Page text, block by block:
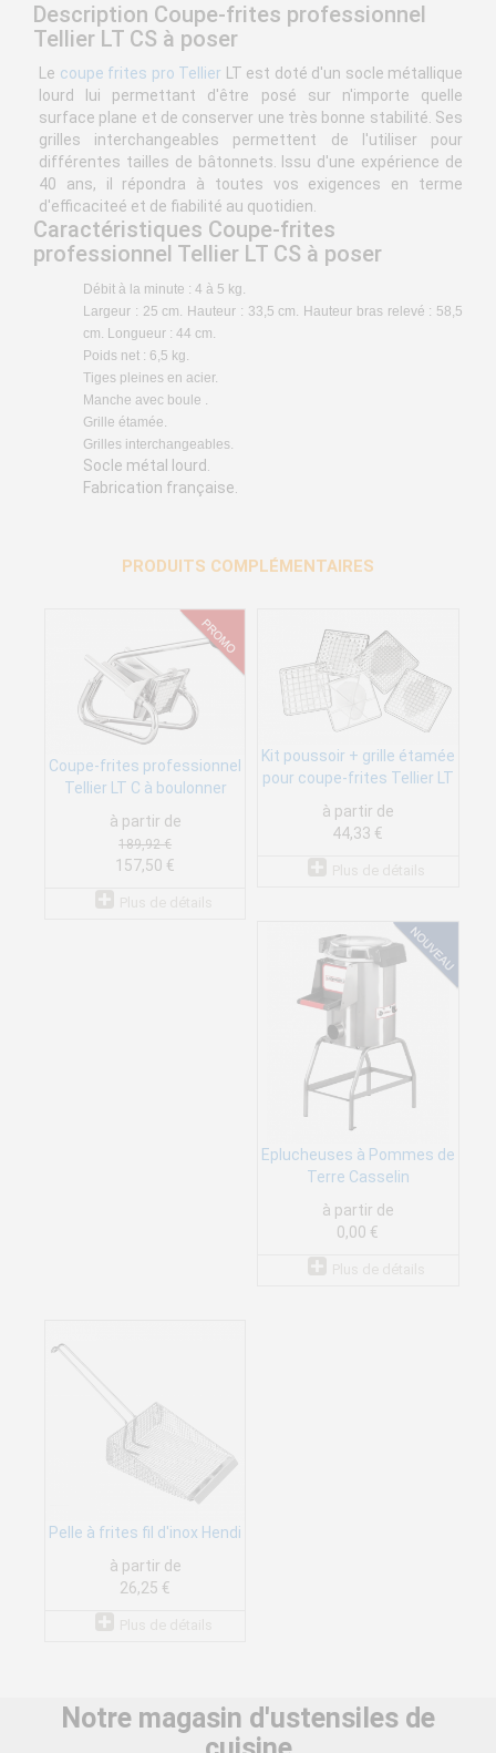
Description Coupe-frites professionnel
Tellier LT CS à poser
Le coupe frites pro Tellier LT est doté d'un socle métallique
lourd lui permettant d'être posé sur n'importe quelle
surface plane et de conserver une très bonne stabilité. Ses
grilles interchangeables permettent de l'utiliser pour
différentes tailles de bâtonnets. Issu d'une expérience de
40 ans, il répondra à toutes vos exigences en terme
d'efficaciteé et de fiabilité au quotidien.
Caractéristiques Coupe-frites
professionnel Tellier LT CS à poser
Débit à la minute : 4 à 5 kg.
Largeur : 25 cm. Hauteur : 33,5 cm. Hauteur bras relevé : 58,5
cm. Longueur : 44 cm.
Poids net : 6,5 kg.
Tiges pleines en acier.
Manche avec boule .
Grille étamée.
Grilles interchangeables.
Socle métal lourd.
Fabrication française.
PRODUITS COMPLÉMENTAIRES
Coupe-frites professionnel
Tellier LT C à boulonner
à partir de
189,92 €
157,50 €
Kit poussoir + grille étamée
pour coupe-frites Tellier LT
à partir de
44,33 €
Eplucheuses à Pommes de
Terre Casselin
à partir de
0,00 €
Pelle à frites fil d'inox Hendi
à partir de
26,25 €
Notre magasin d'ustensiles de